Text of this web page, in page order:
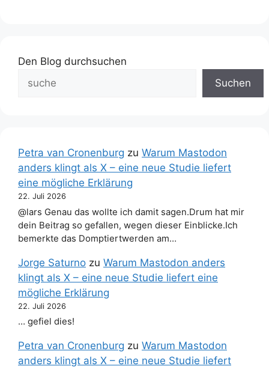
Den Blog durchsuchen
Suchen
Petra van Cronenburg zu Warum Mastodon
anders klingt als X – eine neue Studie liefert
eine mögliche Erklärung
22. Juli 2026
@lars Genau das wollte ich damit sagen.Drum hat mir
dein Beitrag so gefallen, wegen dieser Einblicke.Ich
bemerkte das Domptiertwerden am…
Jorge Saturno zu Warum Mastodon anders
klingt als X – eine neue Studie liefert eine
mögliche Erklärung
22. Juli 2026
… gefiel dies!
Petra van Cronenburg zu Warum Mastodon
anders klingt als X – eine neue Studie liefert